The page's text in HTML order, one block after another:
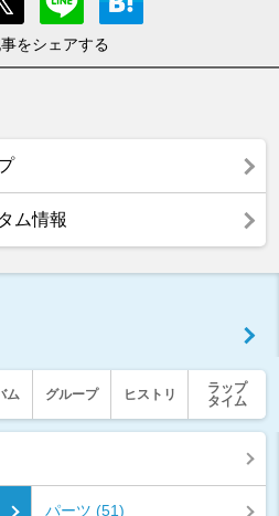
をシェアする
ム情報
ム グループ ヒストリ
ラップ
タイム
パーツ (51)